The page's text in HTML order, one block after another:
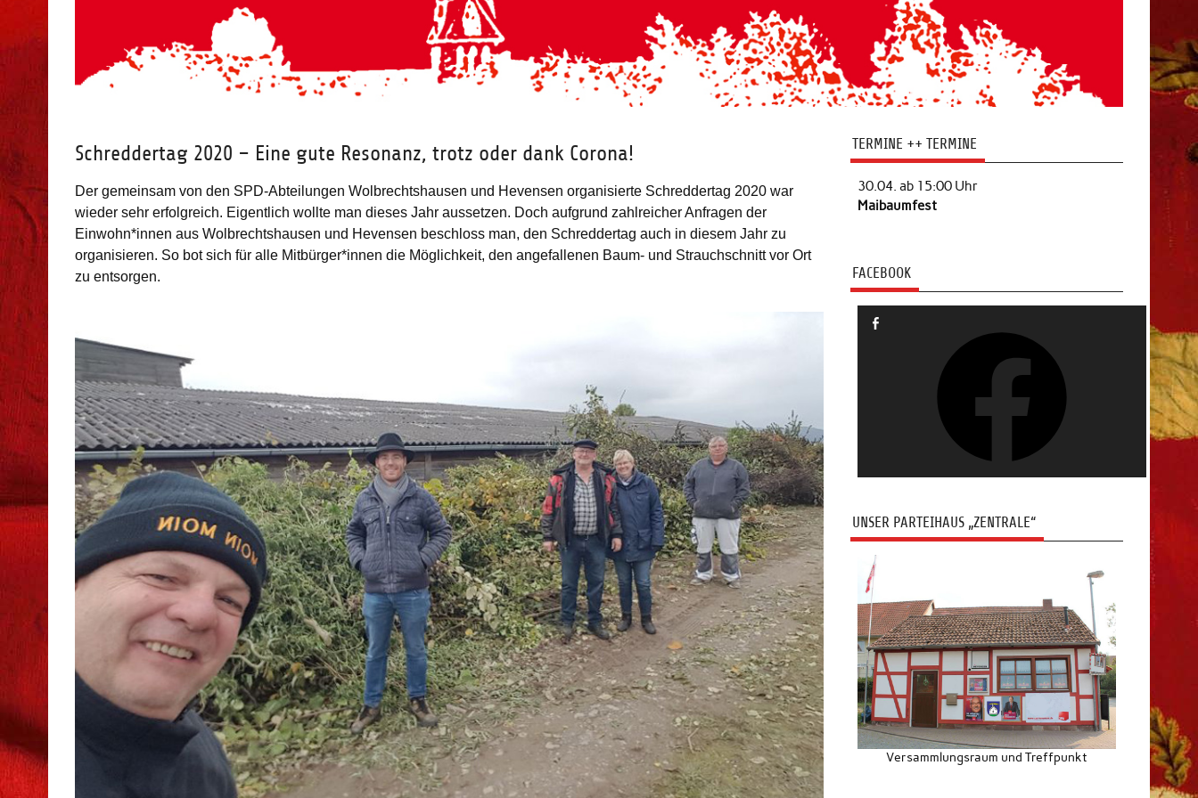
Schreddertag 2020 – Eine gute Resonanz, trotz oder dank Corona!
Der gemeinsam von den SPD-Abteilungen Wolbrechtshausen und Hevensen organisierte Schreddertag 2020 war
wieder sehr erfolgreich. Eigentlich wollte man dieses Jahr aussetzen. Doch aufgrund zahlreicher Anfragen der
Einwohn*innen aus Wolbrechtshausen und Hevensen beschloss man, den Schreddertag auch in diesem Jahr zu
organisieren. So bot sich für alle Mitbürger*innen die Möglichkeit, den angefallenen Baum- und Strauchschnitt vor Ort
zu entsorgen.
TERMINE ++ TERMINE
30.04. ab 15:00 Uhr
Maibaumfest
FACEBOOK
UNSER PARTEIHAUS „ZENTRALE“
Versammlungsraum und Treffpunkt